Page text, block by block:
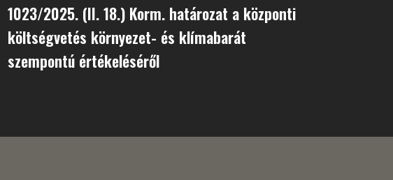
1023/2025. (II. 18.) Korm. határozat a központi
költségvetés környezet- és klímabarát
szempontú értékeléséről